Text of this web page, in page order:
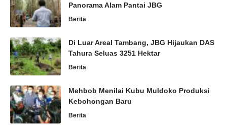
Panorama Alam Pantai JBG
Berita
Di Luar Areal Tambang, JBG Hijaukan DAS
Tahura Seluas 3251 Hektar
Berita
Mehbob Menilai Kubu Muldoko Produksi
Kebohongan Baru
Berita